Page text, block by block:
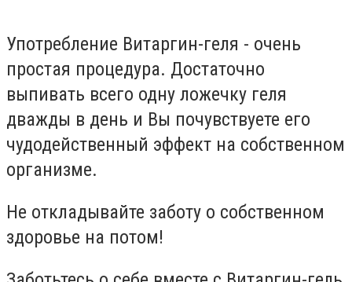
Употребление Витаргин-геля - очень
простая процедура. Достаточно
выпивать всего одну ложечку геля
дважды в день и Вы почувствуете его
чудодейственный эффект на собственном
организме.
Не откладывайте заботу о собственном
здоровье на потом!